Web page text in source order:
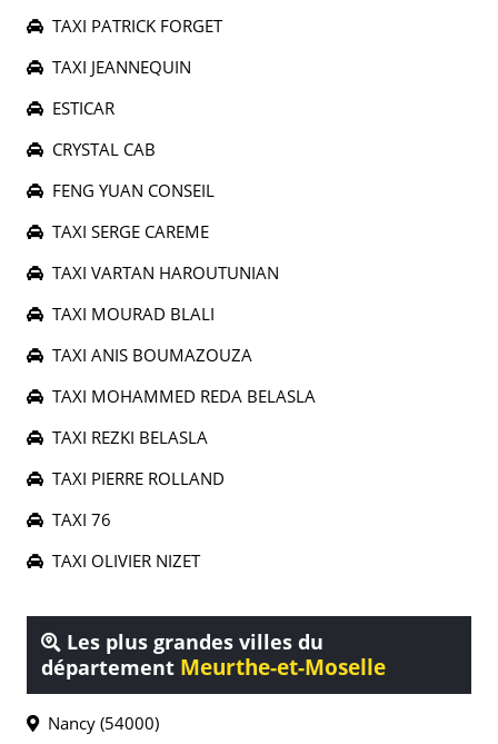
TAXI PATRICK FORGET
TAXI JEANNEQUIN
ESTICAR
CRYSTAL CAB
FENG YUAN CONSEIL
TAXI SERGE CAREME
TAXI VARTAN HAROUTUNIAN
TAXI MOURAD BLALI
TAXI ANIS BOUMAZOUZA
TAXI MOHAMMED REDA BELASLA
TAXI REZKI BELASLA
TAXI PIERRE ROLLAND
TAXI 76
TAXI OLIVIER NIZET
Les plus grandes villes du
département Meurthe-et-Moselle
Nancy (54000)